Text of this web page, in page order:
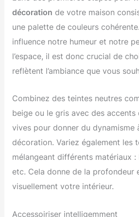
décoration de votre maison
une palette de couleurs
influence notre humeur et notre
l’espace, il est donc crucial de
reflètent l’ambiance que vous
Combinez des teintes neutres
beige ou le gris avec des accents
vives pour donner du dynamisme
décoration. Variez également les
mélangeant différents matériaux :
etc. Cela donne de la profondeur
visuellement votre intérieur.
Accessoiriser intelligemment